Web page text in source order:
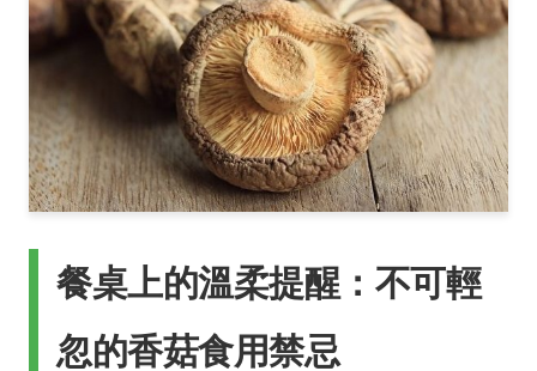
餐桌上的溫柔提醒：不可輕
忽的香菇食用禁忌